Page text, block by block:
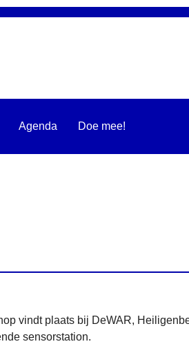
Agenda Doe mee!
vindt plaats bij DeWAR,
sensorstation.